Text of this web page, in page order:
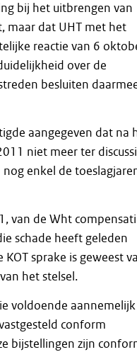
bij het uitbrengen van
maar dat UHT met het
reactie van 6
over de
besluiten
aangegeven dat na
niet meer ter
enkel de
van de Wht
schade heeft geleden
sprake is geweest
het stelsel.
voldoende aannemelijk
conform
bijstellingen zijn